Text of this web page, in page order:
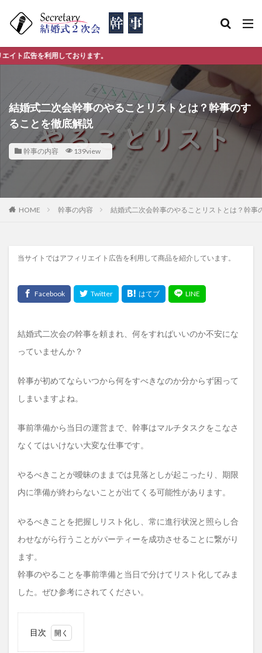
利用しております。
結婚式二次会幹事のやることリストとは？幹事のす
ることを徹底解説
幹事の内容 139view
HOME 幹事の内容 結婚式二次会幹事のやることリストとは？幹事
当サイトではアフィリエイト広告を利用して商品を紹介しています。
結婚式二次会の幹事を頼まれ、何をすればいいのか不安にな
っていませんか？
幹事が初めてならいつから何をすべきなのか分からず困って
しまいますよね。
事前準備から当日の運営まで、幹事はマルチタスクをこなさ
なくてはいけない大変な仕事です。
やるべきことが曖昧のままでは見落としが起こったり、期限
内に準備が終わらないことが出てくる可能性があります。
やるべきことを把握しリスト化し、常に進行状況と照らし合
わせながら行うことがパーティーを成功させることに繋がり
ます。
幹事のやることを事前準備と当日で分けてリスト化してみま
した。ぜひ参考にされてください。
目次